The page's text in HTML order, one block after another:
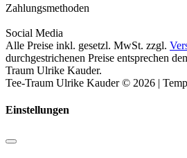
Zahlungsmethoden
Social Media
Alle Preise inkl. gesetzl. MwSt. zzgl.
durchgestrichenen Preise entsprechen
Traum Ulrike Kauder.
Tee-Traum Ulrike Kauder © 2026 |
Einstellungen